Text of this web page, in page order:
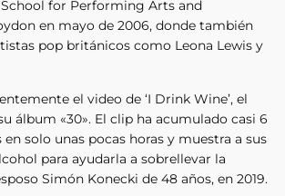
for Performing Arts and
en mayo de 2006, donde también
pop británicos como Leona Lewis y
el video de ‘I Drink Wine’, el
álbum «30». El clip ha acumulado casi 6
solo unas pocas horas y muestra a sus
para ayudarla a sobrellevar la
Simón Konecki de 48 años, en 2019.